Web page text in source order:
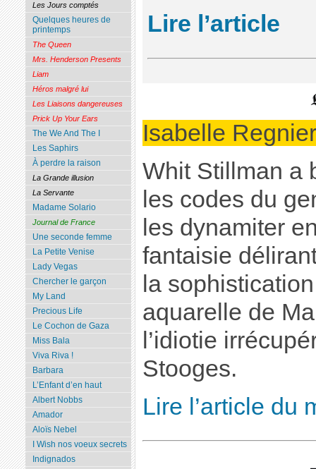
Lire l’article
Isabelle Regnier
Whit Stillman a
les codes du
les dynamiter
fantaisie
la
aquarelle de
l’idiotie
Stooges.
Lire l’article du
Les Jours comptés
Quelques heures de
printemps
The Queen
Mrs. Henderson Presents
Liam
Héros malgré lui
Les Liaisons dangereuses
Prick Up Your Ears
The We And The I
Les Saphirs
À perdre la raison
La Grande illusion
La Servante
Madame Solario
Journal de France
Une seconde femme
La Petite Venise
Lady Vegas
Chercher le garçon
My Land
Precious Life
Le Cochon de Gaza
Miss Bala
Viva Riva !
Barbara
L’Enfant d’en haut
Albert Nobbs
Amador
Aloïs Nebel
I Wish nos voeux secrets
Indignados